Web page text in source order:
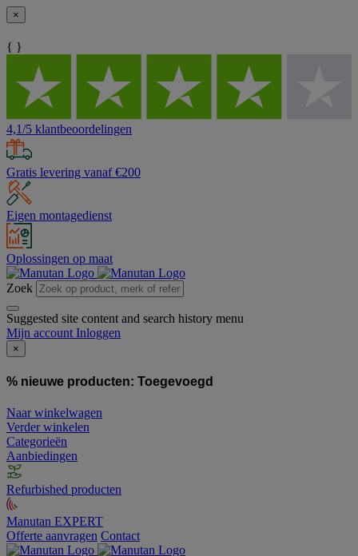
×
{ }
4,1/5 klantbeoordelingen
Gratis levering vanaf €200
Eigen montagedienst
Oplossingen op maat
Zoek
Suggested site content and search history menu
Mijn account Inloggen
×
% nieuwe producten: Toegevoegd
Naar winkelwagen
Verder winkelen
Categorieën
Aanbiedingen
Refurbished producten
Manutan EXPERT
Offerte aanvragen Contact